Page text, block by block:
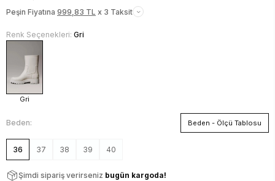
Peşin Fiyatına 999,83 TL x 3 Taksit
Renk Seçenekleri: Gri
Gri
Beden: Beden - Ölçü Tablosu
36 37 38 39 40
Şimdi sipariş verirseniz bugün kargoda!